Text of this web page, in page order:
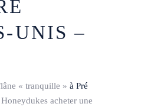
UNIS –
« tranquille » à Pré
acheter une